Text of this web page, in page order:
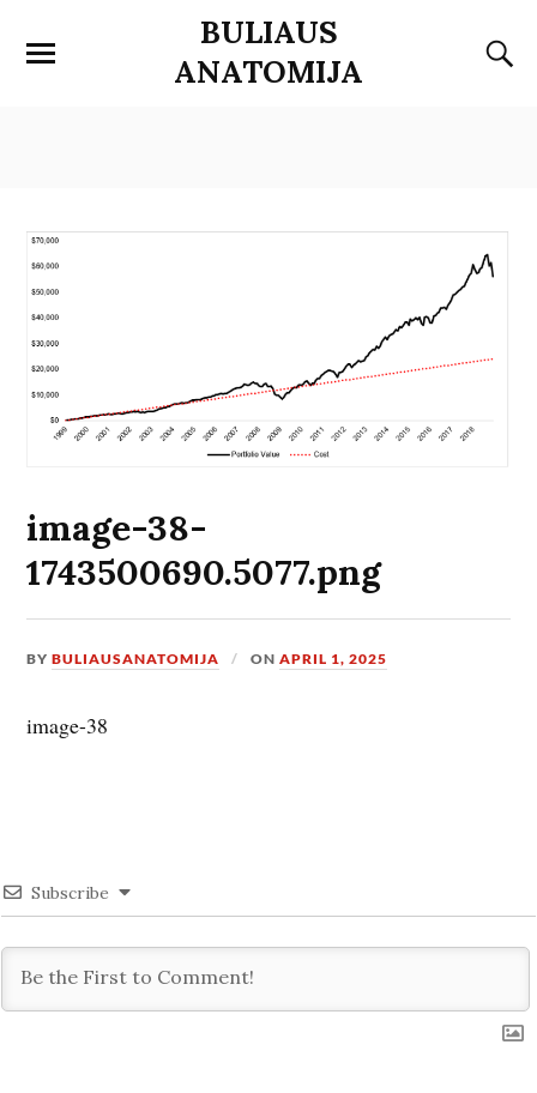
BULIAUS
ANATOMIJA
image-38-
1743500690.5077.png
BYBULIAUSANATOMIJA ONAPRIL 1, 2025
image-38
Subscribe